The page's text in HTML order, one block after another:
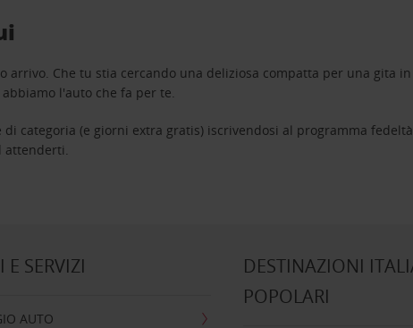
arrivo. Che tu stia cercando una deliziosa compatta per una gita
l'auto che fa per te.
categoria (e giorni extra gratis) iscrivendosi al programma
ad attenderti.
E SERVIZI
AUTO
DESTINAZIONI
POPOLARI